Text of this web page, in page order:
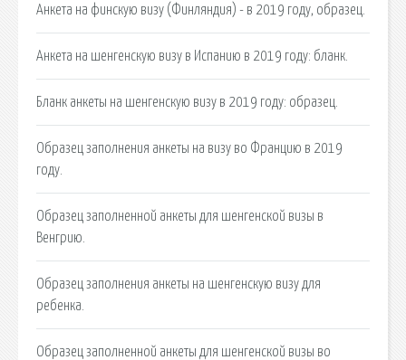
Анкета на финскую визу (Финляндия) - в 2019 году, образец.
Анкета на шенгенскую визу в Испанию в 2019 году: бланк.
Бланк анкеты на шенгенскую визу в 2019 году: образец.
Образец заполнения анкеты на визу во Францию в 2019
году.
Образец заполненной анкеты для шенгенской визы в
Венгрию.
Образец заполнения анкеты на шенгенскую визу для
ребенка.
Образец заполненной анкеты для шенгенской визы во